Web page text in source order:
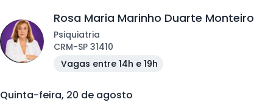
Rosa Maria Marinho Duarte Monteiro
Psiquiatria
CRM-SP 31410
Vagas entre 14h e 19h
Quinta-feira, 20 de agosto